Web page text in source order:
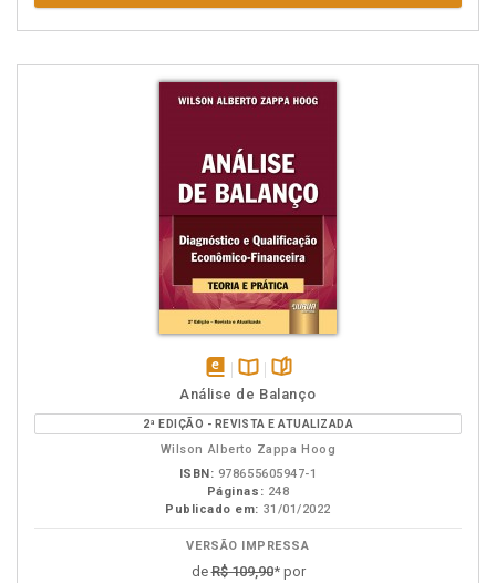
disponível
em
eBook
Disponível
na
B.V.
páginas
Análise de Balanço
2ª EDIÇÃO - REVISTA E ATUALIZADA
Wilson Alberto Zappa Hoog
ISBN: 978655605947-1
Páginas: 248
Publicado em: 31/01/2022
VERSÃO IMPRESSA
deR$ 109,90* por